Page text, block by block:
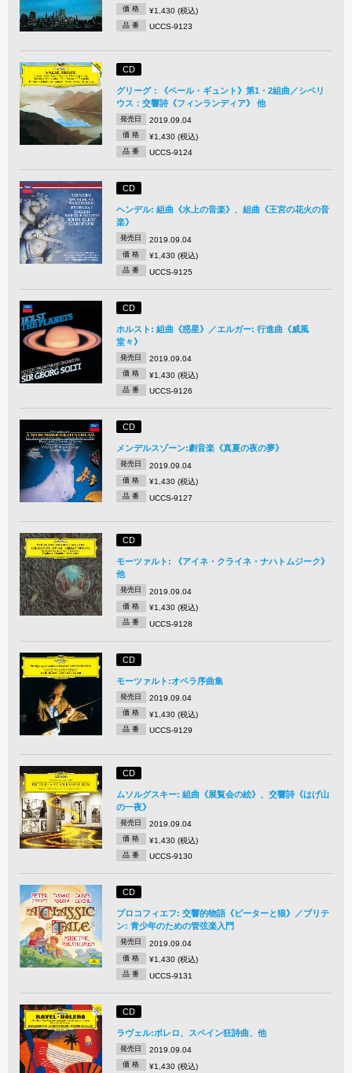
価 格 ¥1,430 (税込)
品 番 UCCS-9123
CD
グリーグ：《ペール・ギュント》第1・2組曲／シベリ
ウス：交響詩《フィンランディア》 他
発売日 2019.09.04
価 格 ¥1,430 (税込)
品 番 UCCS-9124
CD
ヘンデル: 組曲《水上の音楽》、組曲《王宮の花火の音
楽》
発売日 2019.09.04
価 格 ¥1,430 (税込)
品 番 UCCS-9125
CD
ホルスト: 組曲《惑星》／エルガー: 行進曲《威風
堂々》
発売日 2019.09.04
価 格 ¥1,430 (税込)
品 番 UCCS-9126
CD
メンデルスゾーン:劇音楽《真夏の夜の夢》
発売日 2019.09.04
価 格 ¥1,430 (税込)
品 番 UCCS-9127
CD
モーツァルト: 《アイネ・クライネ・ナハトムジーク》
他
発売日 2019.09.04
価 格 ¥1,430 (税込)
品 番 UCCS-9128
CD
モーツァルト:オペラ序曲集
発売日 2019.09.04
価 格 ¥1,430 (税込)
品 番 UCCS-9129
CD
ムソルグスキー: 組曲《展覧会の絵》、交響詩《はげ山
の一夜》
発売日 2019.09.04
価 格 ¥1,430 (税込)
品 番 UCCS-9130
CD
プロコフィエフ: 交響的物語《ピーターと狼》／ブリテ
ン: 青少年のための管弦楽入門
発売日 2019.09.04
価 格 ¥1,430 (税込)
品 番 UCCS-9131
CD
ラヴェル:ボレロ、スペイン狂詩曲、他
発売日 2019.09.04
価 格 ¥1,430 (税込)